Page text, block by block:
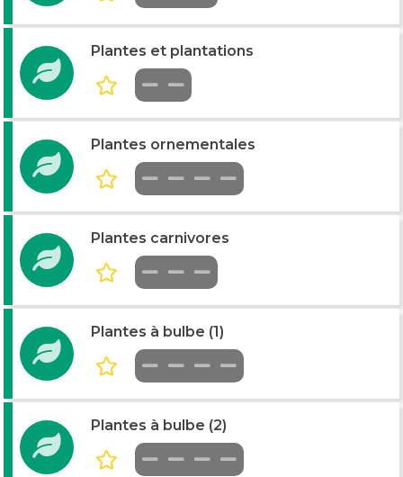
Plantes et plantations
Plantes ornementales
Plantes carnivores
Plantes à bulbe (1)
Plantes à bulbe (2)